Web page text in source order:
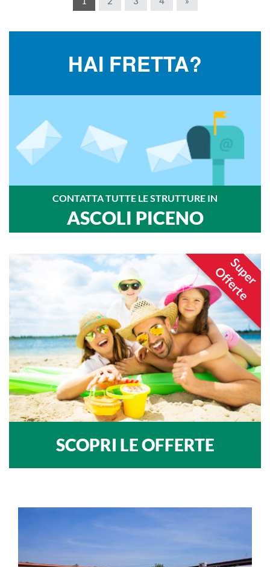
HAI FRETTA?
CONTATTA TUTTE LE STRUTTURE IN
ASCOLI PICENO
Super
Offerte
SCOPRI LE OFFERTE